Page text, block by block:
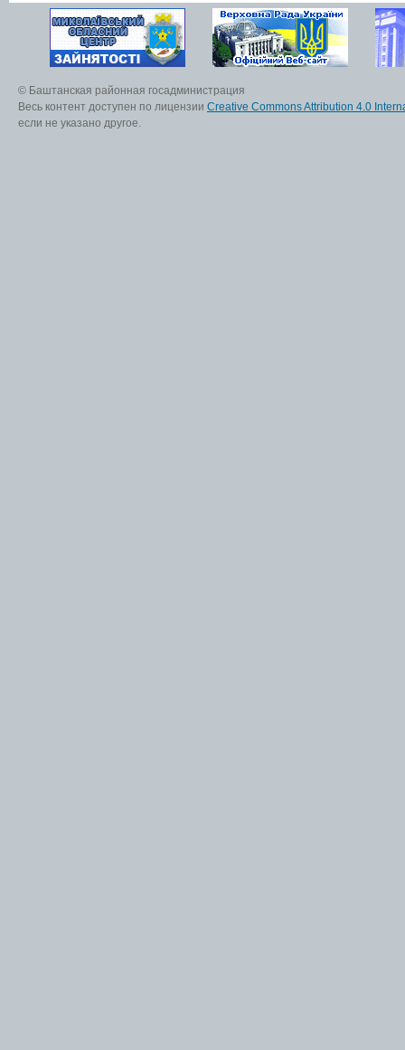
© Баштанская районная госадминистрация
Весь контент доступен по лицензии Creative Commons Attribution 4.0
если не указано другое.